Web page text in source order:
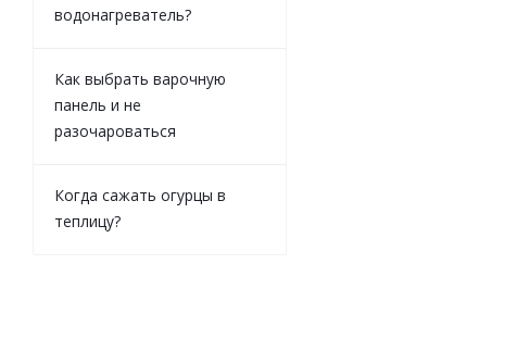
водонагреватель?
Как выбрать варочную
панель и не
разочароваться
Когда сажать огурцы в
теплицу?